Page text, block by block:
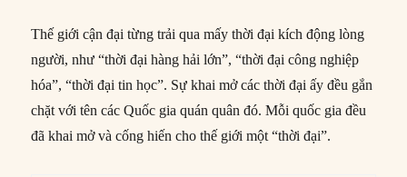
Thế giới cận đại từng trải qua mấy thời đại kích động lòng
người, như “thời đại hàng hải lớn”, “thời đại công nghiệp
hóa”, “thời đại tin học”. Sự khai mở các thời đại ấy đều gắn
chặt với tên các Quốc gia quán quân đó. Mỗi quốc gia đều
đã khai mở và cống hiến cho thế giới một “thời đại”.